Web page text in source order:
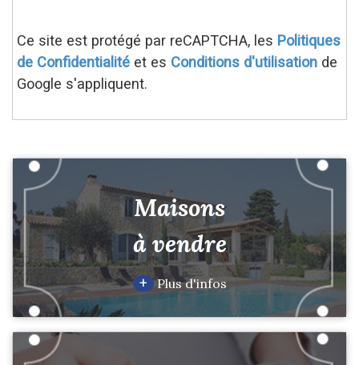
Ce site est protégé par reCAPTCHA, les Politiques
de Confidentialité et es Conditions d'utilisation de
Google s'appliquent.
Maisons
à vendre
+ Plus d'infos